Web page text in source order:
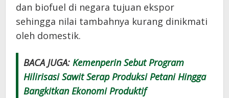
dan biofuel di negara tujuan ekspor
sehingga nilai tambahnya kurang dinikmati
oleh domestik.
BACA JUGA: Kemenperin Sebut Program
Hilirisasi Sawit Serap Produksi Petani Hingga
Bangkitkan Ekonomi Produktif